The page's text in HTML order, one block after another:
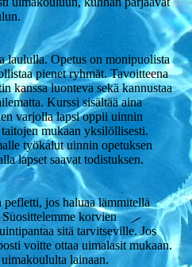
laululla. Opetus on monipuolista
pienet ryhmät. Tavoitteena
kanssa luonteva sekä kannustaa
Kurssi sisältää aina
varjolla lapsi oppii uinnin
mukaan yksilöllisesti.
työkalut uinnin opetuksen
lapset saavat todistuksen.
jos haluaa lämmitellä
korvien
sitä tarvitseville. Jos
voitte ottaa uimalasit mukaan.
lainaan.